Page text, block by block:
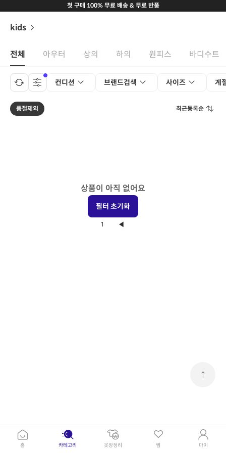
첫 구매 100% 무료 배송 & 무료 반품
kids
전체 아우터 상의 하의 원피스 바디수트
컨디션 브랜드검색 사이즈 계
품절제외 최근등록순
↑
상품이 아직 없어요
필터 초기화
1 ◀
홈 카테고리 옷장정리 찜 마이